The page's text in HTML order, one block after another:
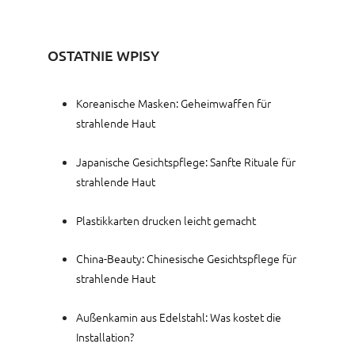
OSTATNIE WPISY
Koreanische Masken: Geheimwaffen für
strahlende Haut
Japanische Gesichtspflege: Sanfte Rituale für
strahlende Haut
Plastikkarten drucken leicht gemacht
China-Beauty: Chinesische Gesichtspflege für
strahlende Haut
Außenkamin aus Edelstahl: Was kostet die
Installation?